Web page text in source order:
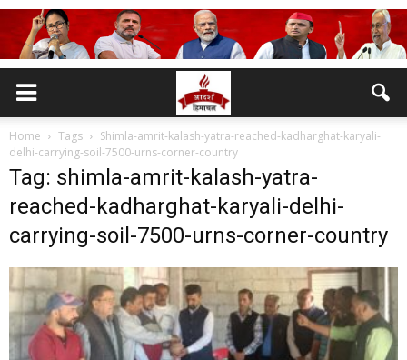
Home Tags
Shimla-amrit-kalash-yatra-reached-kadharghat-karyali-
delhi-carrying-soil-7500-urns-corner-country
Tag: shimla-amrit-kalash-yatra-
reached-kadharghat-karyali-delhi-
carrying-soil-7500-urns-corner-country